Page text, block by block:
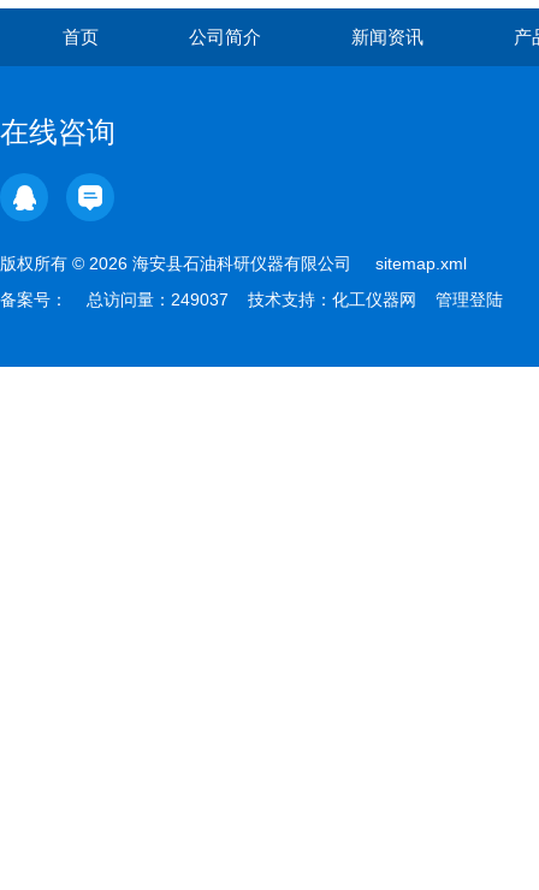
首页 公司简介 新闻资讯 产
在线咨询
版权所有 © 2026 海安县石油科研仪器有限公司 sitemap.xml
备案号：
总访问量：249037 技术支持： 化工仪器网 管理登陆